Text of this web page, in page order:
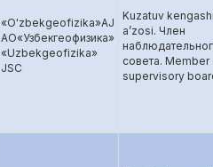
«O'zbekgeofizika»AJ
AO«Узбекгеофизика»
«Uzbekgeofizika»
JSC
Kuzatuv
a’zosi. Член
совета. Member
supervisory